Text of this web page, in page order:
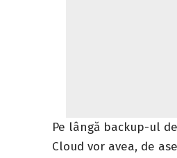
Pe lângă backup-ul
Cloud vor avea, de